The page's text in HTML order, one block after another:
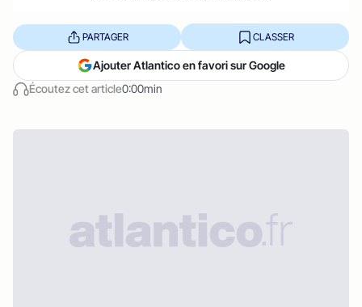
Écoutez cet article0:00min
PARTAGER CLASSER
Ajouter Atlantico en favori sur Google